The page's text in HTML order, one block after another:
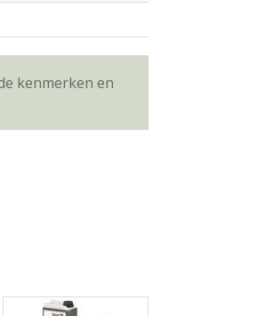
kenmerken en